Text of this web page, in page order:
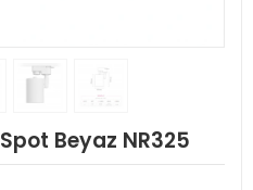
Beyaz NR325